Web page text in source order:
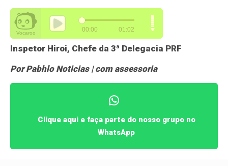
Inspetor Hiroi, Chefe da 3ª Delegacia PRF
Por Pabhlo Noticias | com assessoria
Clique aqui e faça parte do nosso grupo no
WhatsApp